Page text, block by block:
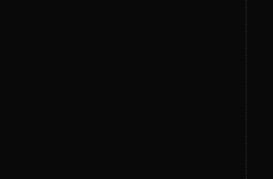
Eintracht Frankfurt